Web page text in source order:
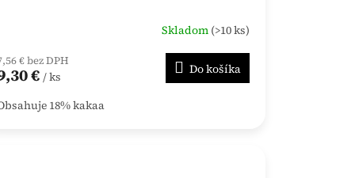
Skladom (>10 ks)
€ bez DPH
€/ ks Do košíka
18% kakaa